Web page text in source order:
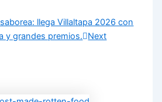
llega Villaltapa 2026 con
y grandes premios.
Next